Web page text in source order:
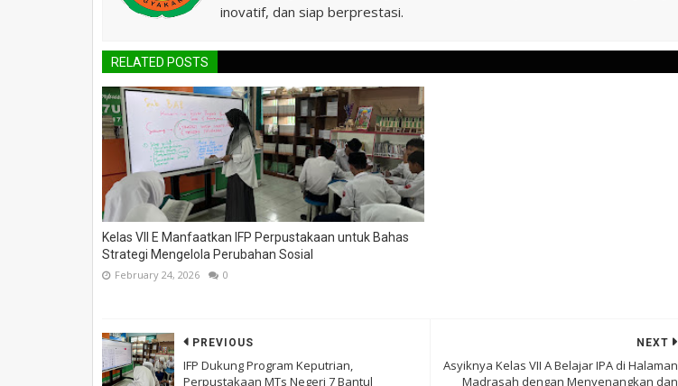
inovatif, dan siap berprestasi.
RELATED POSTS
Kelas VII E Manfaatkan IFP Perpustakaan untuk Bahas
Strategi Mengelola Perubahan Sosial
February 24, 2026 0
NEXT
Asyiknya Kelas VII A Belajar IPA di Halaman
Madrasah dengan Menyenangkan dan
PREVIOUS
IFP Dukung Program Keputrian,
Perpustakaan MTs Negeri 7 Bantul